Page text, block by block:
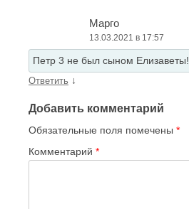
Марго
13.03.2021 в 17:57
Петр 3 не был сыном Елизаветы!
Ответить ↓
Добавить комментарий
Обязательные поля помечены *
Комментарий *